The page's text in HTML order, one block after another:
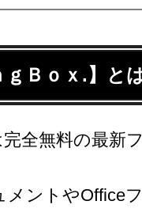
ｇＢｏｘ.】と
全無料の最新
メントやOffice